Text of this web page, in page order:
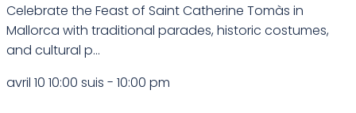
Celebrate the Feast of Saint Catherine Tomàs in
Mallorca with traditional parades, historic costumes,
and cultural p...
avril 10 10:00 suis - 10:00 pm